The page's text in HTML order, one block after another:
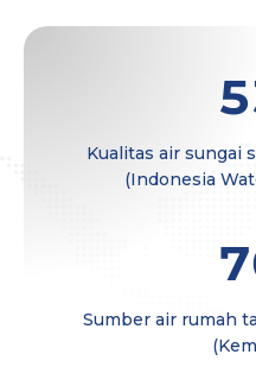
Kualitas air sungai
(Indonesia
Sumber air rumah